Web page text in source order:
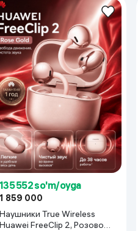
135 552 so'm/oyga
1 859 000
Наушники True Wireless
Huawei FreeClip 2, Розовое